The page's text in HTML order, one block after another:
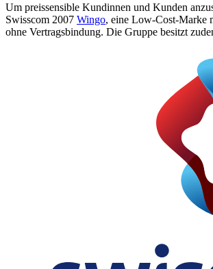
Um preissensible Kundinnen und Kunden
Swisscom 2007 Wingo, eine Low-Cost-Marke
ohne Vertragsbindung. Die Gruppe besitzt